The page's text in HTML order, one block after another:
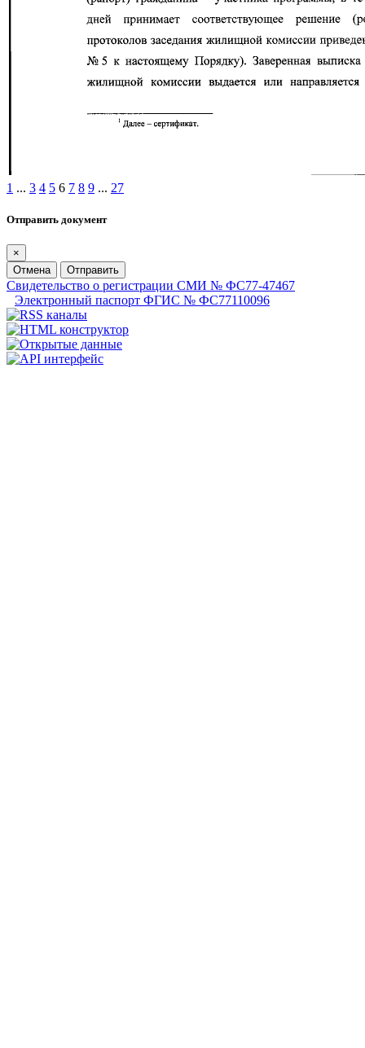
1 ... 3 4 5 6 7 8 9 ... 27
Отправить документ
×
Отмена
Отправить
Свидетельство о регистрации СМИ № ФС77-47467
Электронный паспорт ФГИС № ФС77110096